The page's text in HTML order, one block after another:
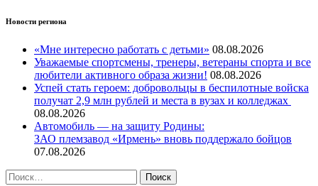
Новости региона
«Мне интересно работать с детьми» 08.08.2026
Уважаемые спортсмены, тренеры, ветераны спорта и все
любители активного образа жизни! 08.08.2026
Успей стать героем: добровольцы в беспилотные войска
получат 2,9 млн рублей и места в вузах и колледжах
08.08.2026
Автомобиль — на защиту Родины:
ЗАО племзавод «Ирмень» вновь поддержало бойцов
07.08.2026
Найти: